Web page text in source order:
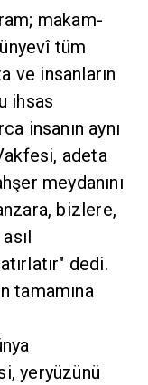
makam-
tüm
ve insanların
ihsas
insanın aynı
adeta
meydanını
bizlere,
dedi.
tamamına
yeryüzünü